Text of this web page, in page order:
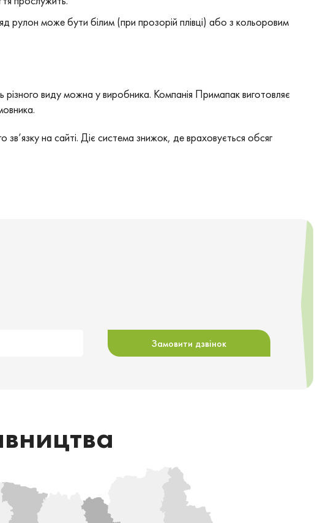
рулон може бути білим (при прозорій плівці) або з кольоровим
різного виду можна у виробника. Компанія Примапак виготовляє
на сайті. Діє система знижок, де враховується обсяг
Замовити дзвінок